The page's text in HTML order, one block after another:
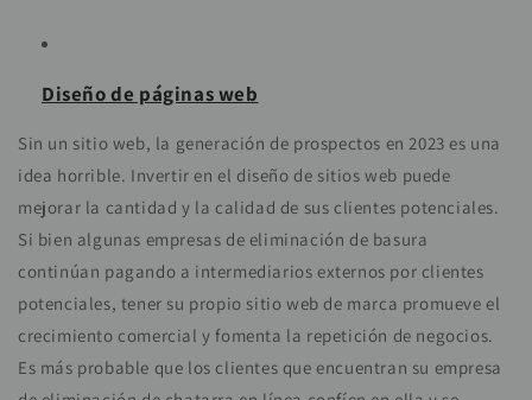
Diseño de páginas web
Sin un sitio web, la generación de prospectos en 2023 es una
idea horrible. Invertir en el diseño de sitios web puede
mejorar la cantidad y la calidad de sus clientes potenciales.
Si bien algunas empresas de eliminación de basura
continúan pagando a intermediarios externos por clientes
potenciales, tener su propio sitio web de marca promueve el
crecimiento comercial y fomenta la repetición de negocios.
Es más probable que los clientes que encuentran su empresa